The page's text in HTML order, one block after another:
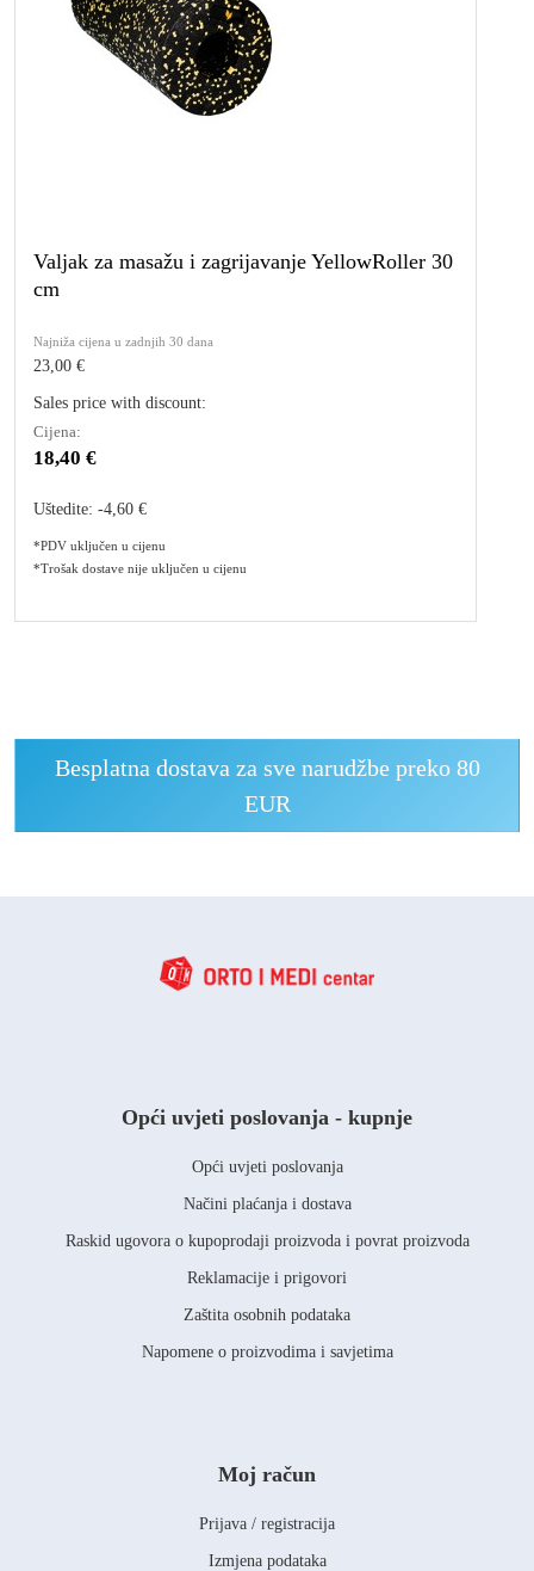
Valjak za masažu i zagrijavanje YellowRoller 30
cm
Najniža cijena u zadnjih 30 dana
23,00 €
Sales price with discount:
Cijena:
18,40 €
Uštedite: -4,60 €
*PDV uključen u cijenu
*Trošak dostave nije uključen u cijenu
Besplatna dostava za sve narudžbe preko 80
EUR
Opći uvjeti poslovanja - kupnje
Opći uvjeti poslovanja
Načini plaćanja i dostava
Raskid ugovora o kupoprodaji proizvoda i povrat proizvoda
Reklamacije i prigovori
Zaštita osobnih podataka
Napomene o proizvodima i savjetima
Moj račun
Prijava / registracija
Izmjena podataka